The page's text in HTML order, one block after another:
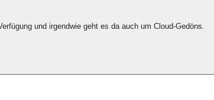
und irgendwie geht es da auch um Cloud-Gedöns.